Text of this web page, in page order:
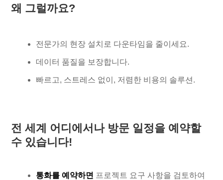
왜 그럴까요?
전문가의 현장 설치로 다운타임을 줄이세요.
데이터 품질을 보장합니다.
빠르고, 스트레스 없이, 저렴한 비용의 솔루션.
전 세계 어디에서나 방문 일정을 예약할
수 있습니다!
통화를 예약하면 프로젝트 요구 사항을 검토하여